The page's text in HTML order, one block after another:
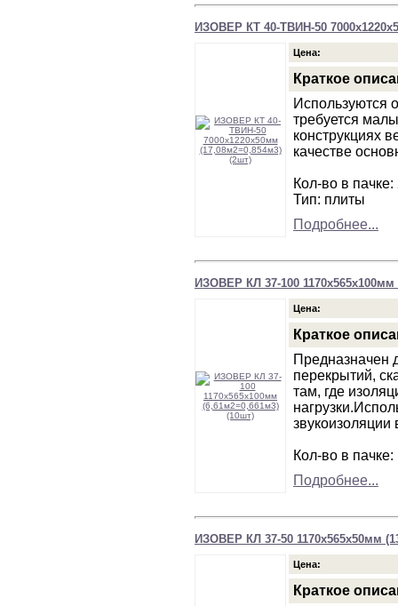
ИЗОВЕР КТ 40-ТВИН-50
Цена:
Краткое
Используются
требуется
конструкциях
качестве
Кол-во в
Тип: плиты
Подробнее...
ИЗОВЕР КЛ 37-100
Цена:
Краткое
Предназначен
перекрытий,
там, где
звукоизоляции
Кол-во в пачке:
Подробнее...
ИЗОВЕР КЛ 37-50 1170х565х50мм
Цена:
Краткое